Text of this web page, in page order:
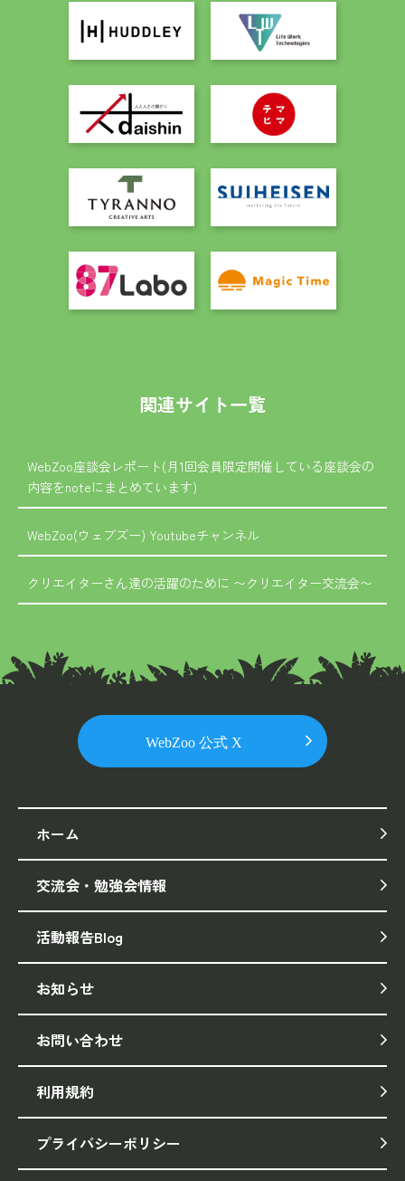
関連サイト一覧
WebZoo座談会レポート(月1回会員限定開催している座談会の
内容をnoteにまとめています)
WebZoo(ウェブズー) Youtubeチャンネル
クリエイターさん達の活躍のために 〜クリエイター交流会〜
ホーム
交流会・勉強会情報
活動報告Blog
お知らせ
お問い合わせ
利用規約
プライバシーポリシー